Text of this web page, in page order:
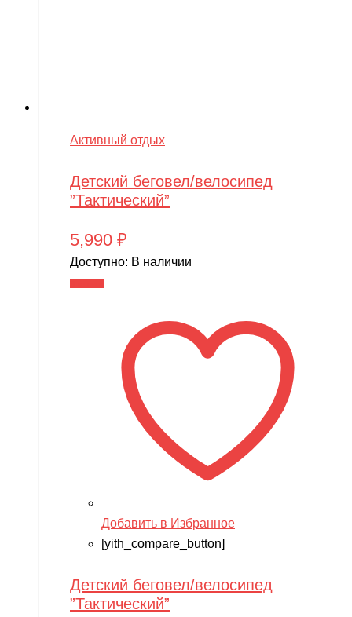
Активный отдых
Детский беговел/велосипед
”Тактический”
5,990 ₽
Доступно: В наличии
Добавить в Избранное
[yith_compare_button]
Детский беговел/велосипед
”Тактический”